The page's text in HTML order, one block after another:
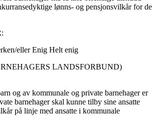
lønns- og pensjonsvilkår for de
ellerEnig Helt enig
LANDSFORBUND)
og av kommunale og private barnehager er
barnehager skal kunne tilby sine ansatte
på linje med ansatte i kommunale